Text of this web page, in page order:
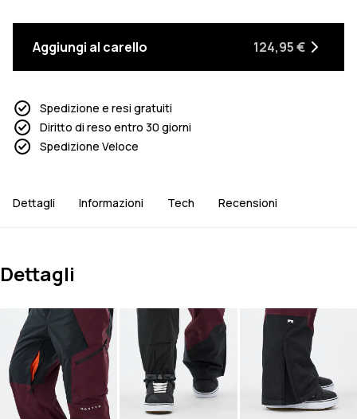
Aggiungi al carello 124,95 €
Spedizione e resi gratuiti
Diritto di reso entro 30 giorni
Spedizione Veloce
Dettagli Informazioni Tech Recensioni
Dettagli